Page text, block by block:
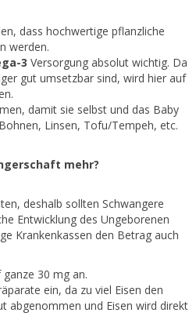
dass hochwertige pflanzliche
werden.
3 Versorgung absolut wichtig. Da
gut umsetzbar sind, wird hier auf
damit sie selbst und das Baby
Linsen, Tofu/Tempeh, etc.
mehr?
deshalb sollten Schwangere
Entwicklung des Ungeborenen
Krankenkassen den Betrag auch
30 mg an.
ein, da zu viel Eisen den
abgenommen und Eisen wird direkt